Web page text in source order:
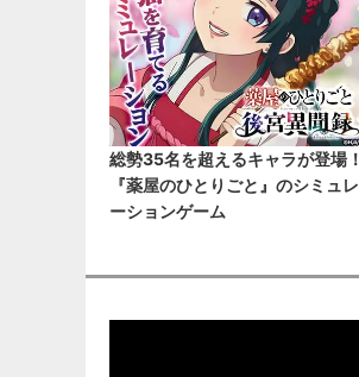
総勢35名を超えるキャラが登場！
『薬屋のひとりごと』のシミュレ
ーションゲーム